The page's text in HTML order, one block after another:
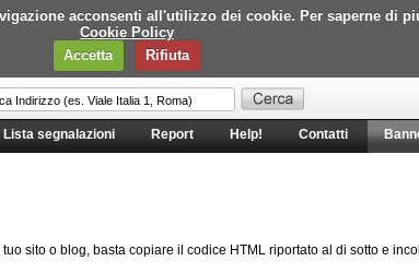
acconsenti all'utilizzo dei cookie. Per saperne di
Cookie Policy
Accetta
Rifiuta
Lista segnalazioni Report Help! Contatti
sito o blog, basta copiare il codice HTML riportato al di sotto e